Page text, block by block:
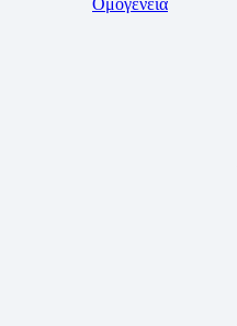
Ομογένεια